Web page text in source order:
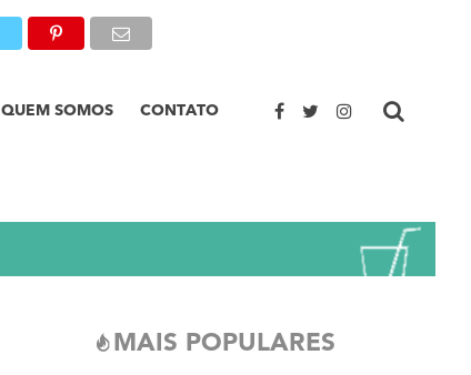
QUEM SOMOS CONTATO
MAIS POPULARES